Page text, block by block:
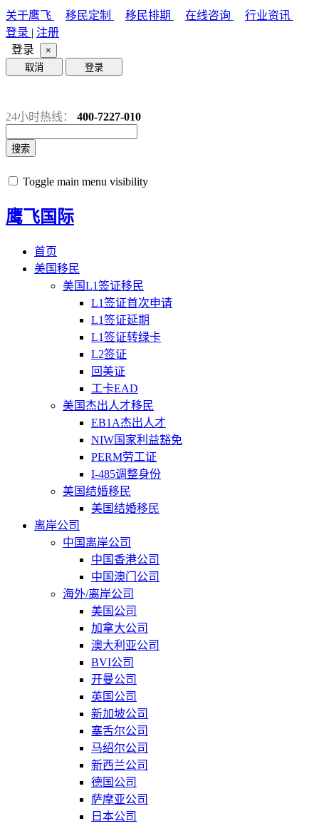
关于鹰飞 移民定制 移民排期 在线咨询
行业资讯
登录 | 注册
登录
×
取消
登录
24小时热线： 400-7227-010
搜索
Toggle main menu visibility
鹰飞国际
首页
美国移民
美国L1签证移民
L1签证首次申请
L1签证延期
L1签证转绿卡
L2签证
回美证
工卡EAD
美国杰出人才移民
EB1A杰出人才
NIW国家利益豁免
PERM劳工证
I-485调整身份
美国结婚移民
美国结婚移民
离岸公司
中国离岸公司
中国香港公司
中国澳门公司
海外/离岸公司
美国公司
加拿大公司
澳大利亚公司
BVI公司
开曼公司
英国公司
新加坡公司
塞舌尔公司
马绍尔公司
新西兰公司
德国公司
萨摩亚公司
日本公司